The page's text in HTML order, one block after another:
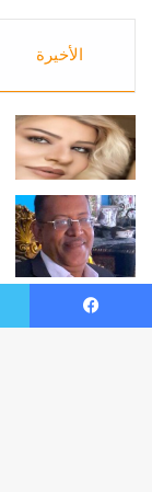
الأخيرة
فيسبوك تويتر